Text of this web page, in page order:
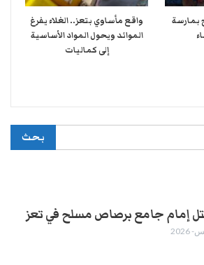
بمارسة
واقع مأساوي بتعز.. الغلاء يفرغ
الموائد ويحول المواد الأساسية
إلى كماليات
إمام جامع برصاص مسلح في تعز